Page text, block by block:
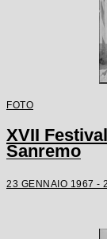
FOTO
XVII
Sanremo
23 GENNAIO 1967 -